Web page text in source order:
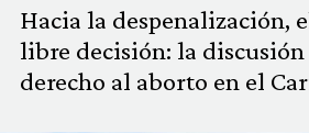
MULTIMEDIA
REDACCIÓN ABIERTA
Hacia la despenalización,
libre decisión: la discusión
derecho al aborto en el